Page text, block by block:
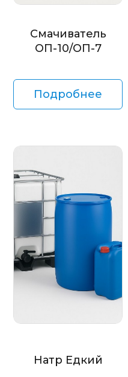
Смачиватель
ОП-10/ОП-7
Подробнее
Натр Едкий